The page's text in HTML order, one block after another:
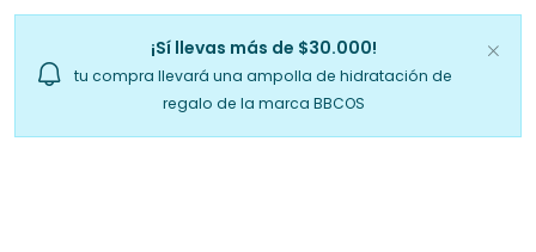
¡Sí llevas más de $30.000!
tu compra llevará una ampolla de hidratación de
regalo de la marca BBCOS